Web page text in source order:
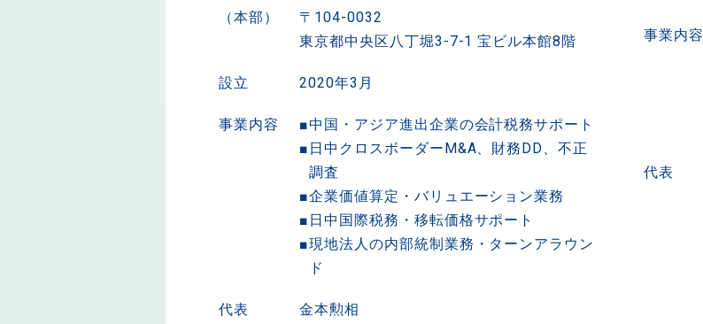
（本部）
〒104-0032
東京都中央区八丁堀3-7-1宝ビル本館8階
設立 2020年3月
事業内容
中国・アジア進出企業の会計税務サポート
日中クロスボーダーM&A、財務DD、不正
調査
企業価値算定・バリュエーション業務
日中国際税務・移転価格サポート
現地法人の内部統制業務・ターンアラウン
ド
代表 金本勲相
事業内容
代表